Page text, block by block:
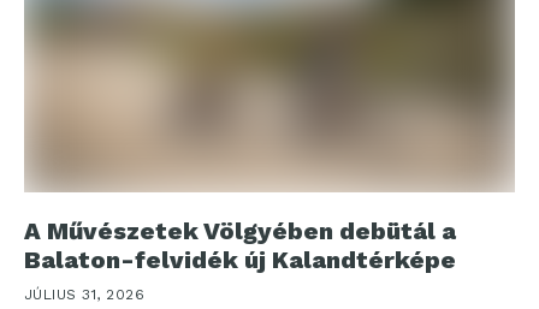
A Művészetek Völgyében debütál a
Balaton-felvidék új Kalandtérképe
JÚLIUS 31, 2026